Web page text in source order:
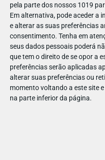
pela parte dos nossos 1019
Em alternativa, pode aceder a
e alterar as suas preferências
consentimento. Tenha em
seus dados pessoais poderá
que tem o direito de se opor a
preferências serão aplicadas
alterar suas preferências ou
momento voltando a este site
na parte inferior da página.